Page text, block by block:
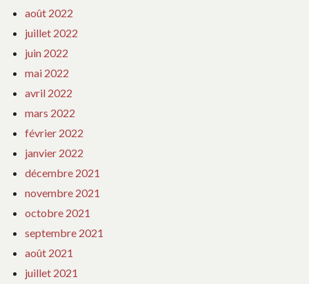
août 2022
juillet 2022
juin 2022
mai 2022
avril 2022
mars 2022
février 2022
janvier 2022
décembre 2021
novembre 2021
octobre 2021
septembre 2021
août 2021
juillet 2021